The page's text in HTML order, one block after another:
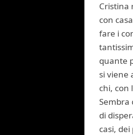
Cristina
con
fare i
quante
si viene
chi, con
Sembra
di
casi,